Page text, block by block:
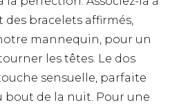
des bracelets affirmés,
mannequin, pour un
les têtes. Le dos
sensuelle, parfaite
bout de la nuit. Pour une